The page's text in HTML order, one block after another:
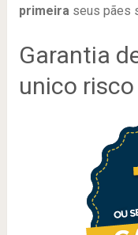
primeiraseus pães
Garantia
unico